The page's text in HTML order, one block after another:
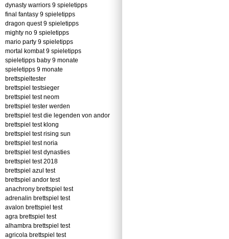
dynasty warriors 9 spieletipps
final fantasy 9 spieletipps
dragon quest 9 spieletipps
mighty no 9 spieletipps
mario party 9 spieletipps
mortal kombat 9 spieletipps
spieletipps baby 9 monate
spieletipps 9 monate
brettspieltester
brettspiel testsieger
brettspiel test neom
brettspiel tester werden
brettspiel test die legenden von andor
brettspiel test klong
brettspiel test rising sun
brettspiel test noria
brettspiel test dynasties
brettspiel test 2018
brettspiel azul test
brettspiel andor test
anachrony brettspiel test
adrenalin brettspiel test
avalon brettspiel test
agra brettspiel test
alhambra brettspiel test
agricola brettspiel test